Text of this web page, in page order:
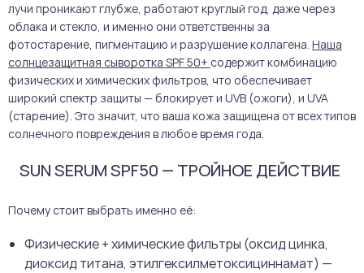
лучи проникают глубже, работают круглый год, даже через
облака и стекло, и именно они ответственны за
фотостарение, пигментацию и разрушение коллагена. Наша
солнцезащитная сыворотка SPF 50+ содержит комбинацию
физических и химических фильтров, что обеспечивает
широкий спектр защиты — блокирует и UVB (ожоги), и UVA
(старение). Это значит, что ваша кожа защищена от всех типов
солнечного повреждения в любое время года.
SUN SERUM SPF50 — ТРОЙНОЕ ДЕЙСТВИЕ
Почему стоит выбрать именно её:
Физические + химические фильтры (оксид цинка,
диоксид титана, этилгексилметоксициннамат) —